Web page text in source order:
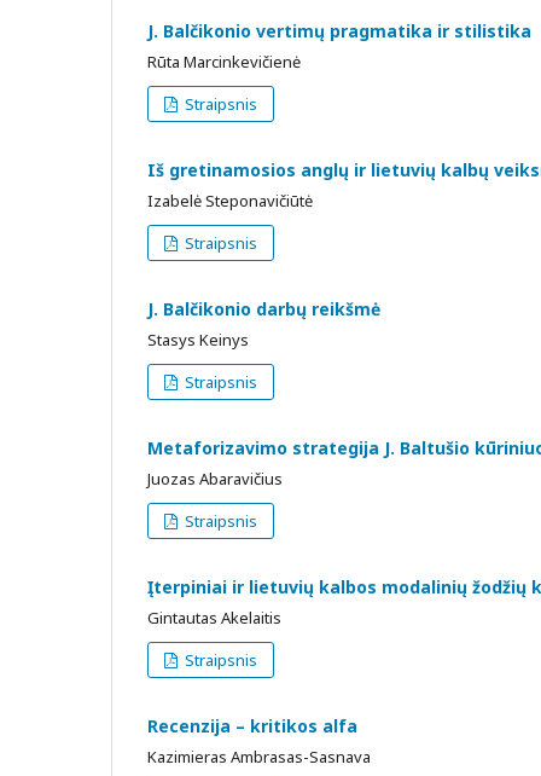
J. Balčikonio vertimų pragmatika ir stilistika
Rūta Marcinkevičienė
Straipsnis
Iš gretinamosios anglų ir lietuvių kalbų
Izabelė Steponavičiūtė
Straipsnis
J. Balčikonio darbų reikšmė
Stasys Keinys
Straipsnis
Metaforizavimo strategija J. Baltušio
Juozas Abaravičius
Straipsnis
Įterpiniai ir lietuvių kalbos modalinių žodžių
Gintautas Akelaitis
Straipsnis
Recenzija – kritikos alfa
Kazimieras Ambrasas-Sasnava